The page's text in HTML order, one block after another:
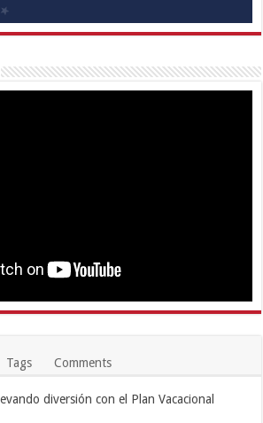
Tags Comments
diversión con el Plan Vacacional